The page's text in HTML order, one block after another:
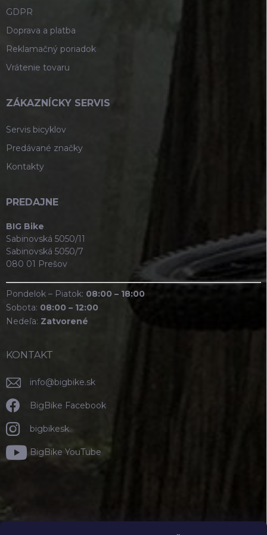
GDPR
Doprava a platba
Reklamačný poriadok
Vrátenie tovaru
ZÁKAZNÍCKY SERVIS
Servis bicyklov
Predávané značky
Kontakty
PREDAJNE
BIG Bike
Sabinovská 5050/11
Sabinovská 5050/7
080 01 Prešov
Pondelok – Piatok: 08:00 – 18:00
Sobota: 08:00 – 12:00
Nedeľa: Zatvorené
KONTAKT
info@bigbike.sk
BigBike Facebook
bigbikesk
BigBike YouTube